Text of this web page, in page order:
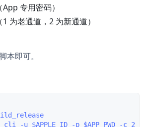
专用密码）
为老通道，2 为新通道）
本即可。